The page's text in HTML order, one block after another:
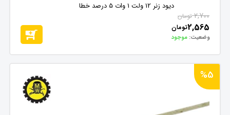
دیود زنر 12 ولت 1 وات 5 درصد خطا
2,700 تومان
2,565تومان
وضعیت: موجود
%5